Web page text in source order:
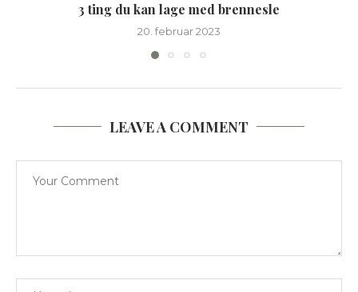
3 ting du kan lage med brennesle
20. februar 2023
LEAVE A COMMENT